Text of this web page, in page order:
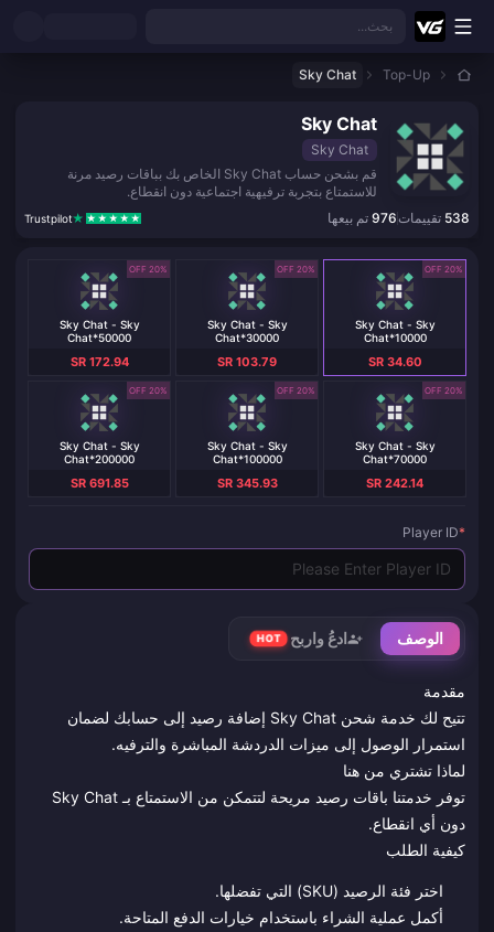
انتقل إلى المحتوى الرئيسي
بحث...
Top-Up
Sky Chat
Sky Chat
Sky Chat
قم بشحن حساب Sky Chat الخاص بك بباقات رصيد مرنة
للاستمتاع بتجربة ترفيهية اجتماعية دون انقطاع.
538 تقييمات976 تم بيعها Trustpilot
الوصف ادعُ واربح HOT
مقدمة
تتيح لك خدمة شحن Sky Chat إضافة رصيد إلى حسابك لضمان
استمرار الوصول إلى ميزات الدردشة المباشرة والترفيه.
لماذا تشتري من هنا
توفر خدمتنا باقات رصيد مريحة لتتمكن من الاستمتاع بـ Sky Chat
دون أي انقطاع.
كيفية الطلب
اختر فئة الرصيد (SKU) التي تفضلها.
أكمل عملية الشراء باستخدام خيارات الدفع المتاحة.
20% OFF
Sky Chat - Sky
Chat*10000
SR 34.60
20% OFF
Sky Chat - Sky
Chat*30000
SR 103.79
20% OFF
Sky Chat - Sky
Chat*50000
SR 172.94
20% OFF
Sky Chat - Sky
Chat*70000
SR 242.14
20% OFF
Sky Chat - Sky
Chat*100000
SR 345.93
20% OFF
Sky Chat - Sky
Chat*200000
SR 691.85
*
Player ID